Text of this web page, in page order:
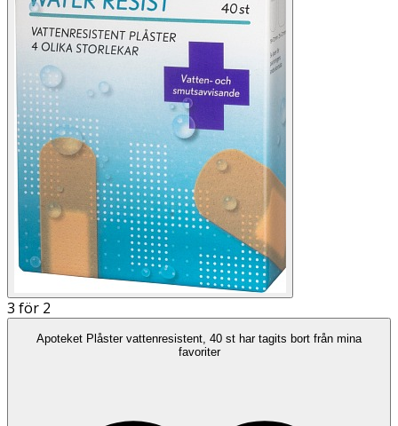
3 för 2
Apoteket Plåster vattenresistent, 40 st har tagits bort från mina
favoriter